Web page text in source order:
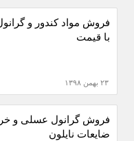
فروش مواد کندور و
با قیمت
۲۳ بهمن ۱۳۹۸
فروش گرانول عسلی و
ضایعات نایلون